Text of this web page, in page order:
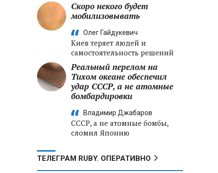
Скоро некого будет
мобилизовывать
Олег Гайдукевич
Киев теряет людей и
самостоятельность решений
Реальный перелом на
Тихом океане обеспечил
удар СССР, а не атомные
бомбардировки
Владимир Джабаров
СССР, а не атомные бомбы,
сломил Японию
ТЕЛЕГРАМ RUBY. ОПЕРАТИВНО